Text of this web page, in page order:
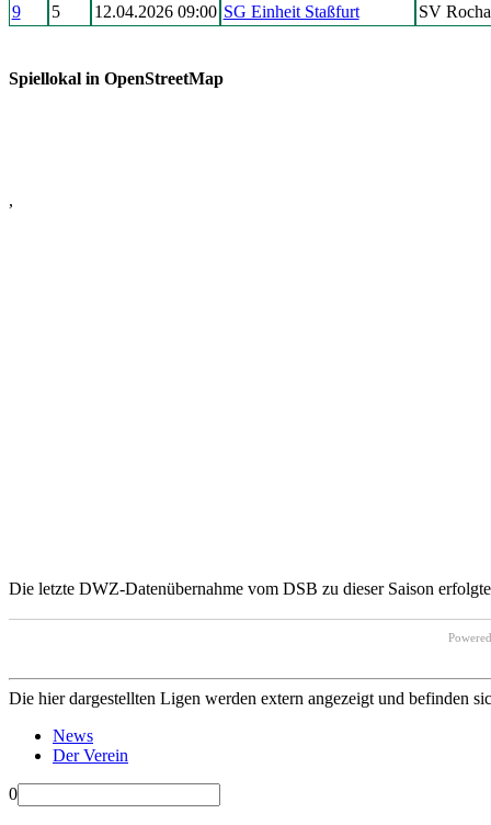
9
5 12.04.2026 09:00 SG Einheit Staßfurt SV
Spiellokal in OpenStreetMap
,
Die letzte DWZ-Datenübernahme vom DSB zu dieser Saison
Die hier dargestellten Ligen werden extern angezeigt und befinden
News
Der Verein
0